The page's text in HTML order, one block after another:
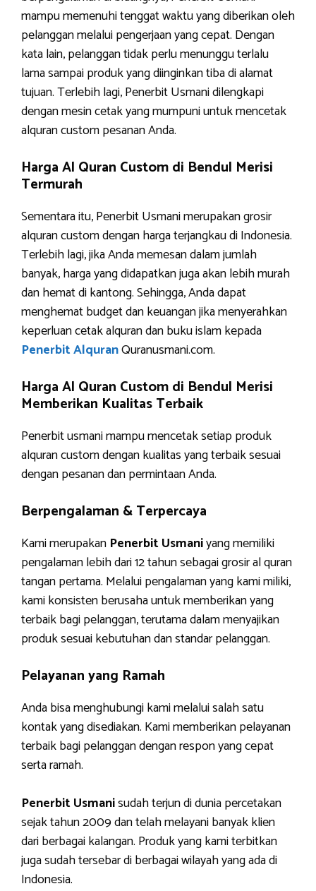
mampu memenuhi tenggat waktu yang diberikan oleh
pelanggan melalui pengerjaan yang cepat. Dengan
kata lain, pelanggan tidak perlu menunggu terlalu
lama sampai produk yang diinginkan tiba di alamat
tujuan. Terlebih lagi, Penerbit Usmani dilengkapi
dengan mesin cetak yang mumpuni untuk mencetak
alquran custom pesanan Anda.
Harga Al Quran Custom di Bendul Merisi
Termurah
Sementara itu, Penerbit Usmani merupakan grosir
alquran custom dengan harga terjangkau di Indonesia.
Terlebih lagi, jika Anda memesan dalam jumlah
banyak, harga yang didapatkan juga akan lebih murah
dan hemat di kantong. Sehingga, Anda dapat
menghemat budget dan keuangan jika menyerahkan
keperluan cetak alquran dan buku islam kepada
Penerbit AlquranQuranusmani.com.
Harga Al Quran Custom di Bendul Merisi
Memberikan Kualitas Terbaik
Penerbit usmani mampu mencetak setiap produk
alquran custom dengan kualitas yang terbaik sesuai
dengan pesanan dan permintaan Anda.
Berpengalaman & Terpercaya
Kami merupakan Penerbit Usmaniyang memiliki
pengalaman lebih dari 12 tahun sebagai grosir al quran
tangan pertama. Melalui pengalaman yang kami miliki,
kami konsisten berusaha untuk memberikan yang
terbaik bagi pelanggan, terutama dalam menyajikan
produk sesuai kebutuhan dan standar pelanggan.
Pelayanan yang Ramah
Anda bisa menghubungi kami melalui salah satu
kontak yang disediakan. Kami memberikan pelayanan
terbaik bagi pelanggan dengan respon yang cepat
serta ramah.
Penerbit Usmanisudah terjun di dunia percetakan
sejak tahun 2009 dan telah melayani banyak klien
dari berbagai kalangan. Produk yang kami terbitkan
juga sudah tersebar di berbagai wilayah yang ada di
Indonesia.